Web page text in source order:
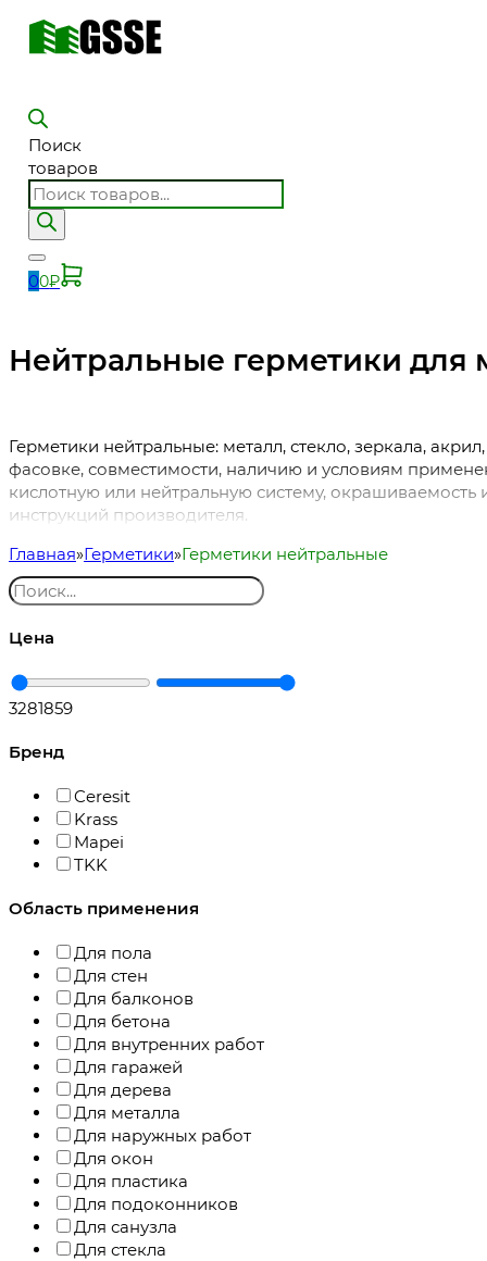
Поиск
товаров
00₽
Нейтральные герметики для
Герметики нейтральные: металл, стекло, зеркала,
фасовке, совместимости, наличию и условиям
кислотную или нейтральную систему, окрашиваемость
инструкций производителя.
Главная Герметики Герметики нейтральные
Цена
3281859
Бренд
Ceresit
Krass
Mapei
TKK
Область применения
Для пола
Для стен
Для балконов
Для бетона
Для внутренних работ
Для гаражей
Для дерева
Для металла
Для наружных работ
Для окон
Для пластика
Для подоконников
Для санузла
Для стекла